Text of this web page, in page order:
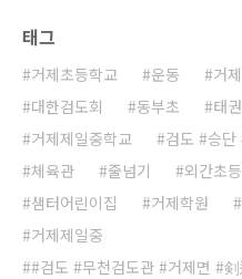
태그
거제초등학교 운동 거
대한검도회
동부초 태
거제제일중학교
검도 #승
체육관
줄넘기 외간초
샘터어린이집
거제학원
거제제일중
#검도 #무천검도관 #거제면 #